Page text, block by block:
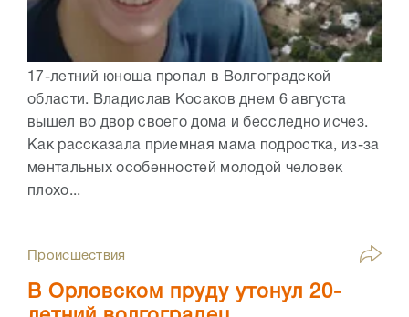
17-летний юноша пропал в Волгоградской
области. Владислав Косаков днем 6 августа
вышел во двор своего дома и бесследно исчез.
Как рассказала приемная мама подростка, из-за
ментальных особенностей молодой человек
плохо...
Происшествия
В Орловском пруду утонул 20-